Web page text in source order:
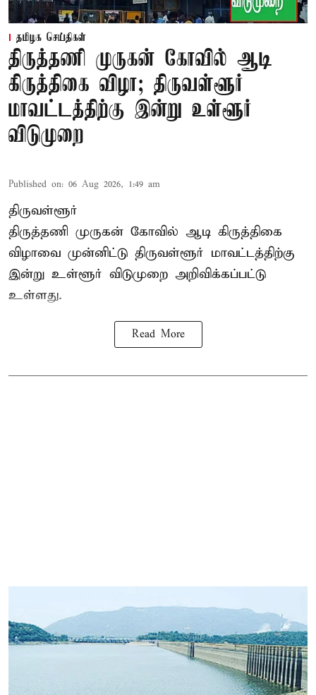
தமிழக செய்திகள்
திருத்தணி முருகன் கோவில் ஆடி
கிருத்திகை விழா; திருவள்ளூர்
மாவட்டத்திற்கு இன்று உள்ளூர்
விடுமுறை
Published on: 06 Aug 2026, 1:49 am
திருவள்ளூர்
திருத்தணி முருகன் கோவில் ஆடி கிருத்திகை
விழாவை முன்னிட்டு திருவள்ளூர் மாவட்டத்திற்கு
இன்று உள்ளூர் விடுமுறை அறிவிக்கப்பட்டு
உள்ளது.
Read More